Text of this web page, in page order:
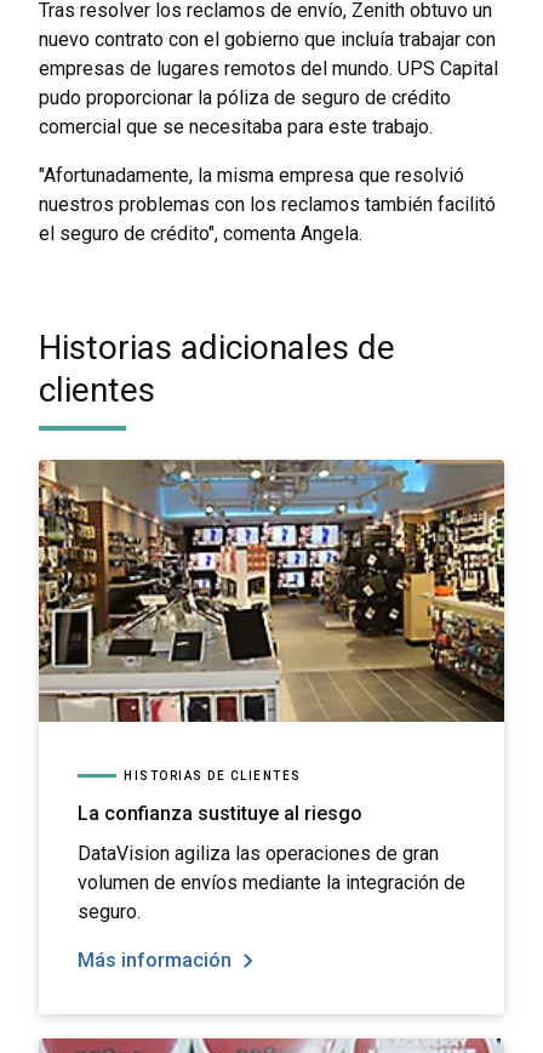
Tras resolver los reclamos de envío, Zenith obtuvo un
nuevo contrato con el gobierno que incluía trabajar con
empresas de lugares remotos del mundo. UPS Capital
pudo proporcionar la póliza de seguro de crédito
comercial que se necesitaba para este trabajo.
"Afortunadamente, la misma empresa que resolvió
nuestros problemas con los reclamos también facilitó
el seguro de crédito", comenta Angela.
Historias adicionales de
clientes
HISTORIAS DE CLIENTES
La confianza sustituye al riesgo
DataVision agiliza las operaciones de gran
volumen de envíos mediante la integración de
seguro.
Más información